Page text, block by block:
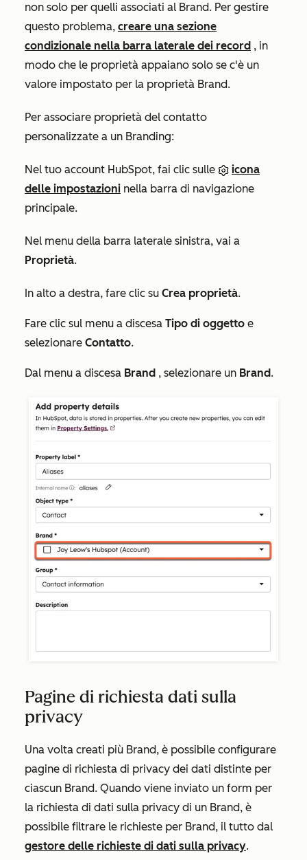
non solo per quelli associati al Brand. Per gestire
questo problema, creare una sezione
condizionale nella barra laterale dei record , in
modo che le proprietà appaiano solo se c'è un
valore impostato per la proprietà Brand.
Per associare proprietà del contatto
personalizzate a un Branding:
Nel tuo account HubSpot, fai clic sulle
icona
delle impostazioni nella barra di navigazione
principale.
Nel menu della barra laterale sinistra, vai a
Proprietà.
In alto a destra, fare clic su Crea proprietà.
Fare clic sul menu a discesa Tipo di oggetto e
selezionare Contatto.
Dal menu a discesa Brand , selezionare un Brand.
Pagine di richiesta dati sulla
privacy
Una volta creati più Brand, è possibile configurare
pagine di richiesta di privacy dei dati distinte per
ciascun Brand. Quando viene inviato un form per
la richiesta di dati sulla privacy di un Brand, è
possibile filtrare le richieste per Brand, il tutto dal
gestore delle richieste di dati sulla privacy.